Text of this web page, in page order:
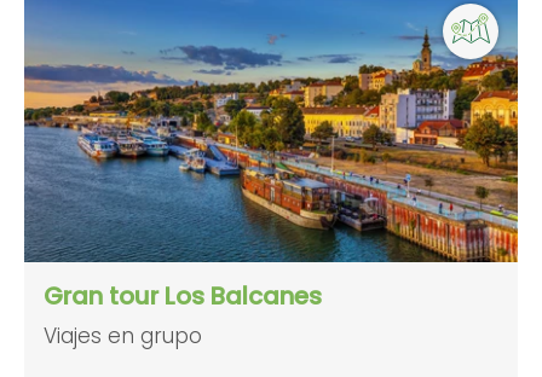
Gran tour Los Balcanes
Viajes en grupo